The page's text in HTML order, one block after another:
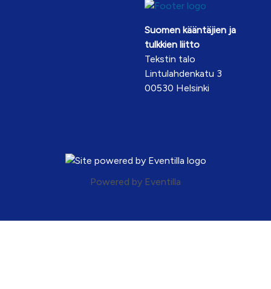
Suomen kääntäjien ja
tulkkien liitto
Tekstin talo
Lintulahdenkatu 3
00530 Helsinki
Powered by Eventilla